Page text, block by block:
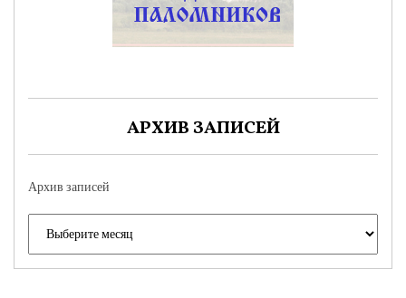
АРХИВ ЗАПИСЕЙ
Архив записей